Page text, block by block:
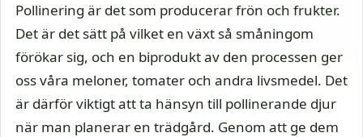
Pollinering är det som producerar frön och frukter.
Det är det sätt på vilket en växt så småningom
förökar sig, och en biprodukt av den processen ger
oss våra meloner, tomater och andra livsmedel. Det
är därför viktigt att ta hänsyn till pollinerande djur
när man planerar en trädgård. Genom att ge dem